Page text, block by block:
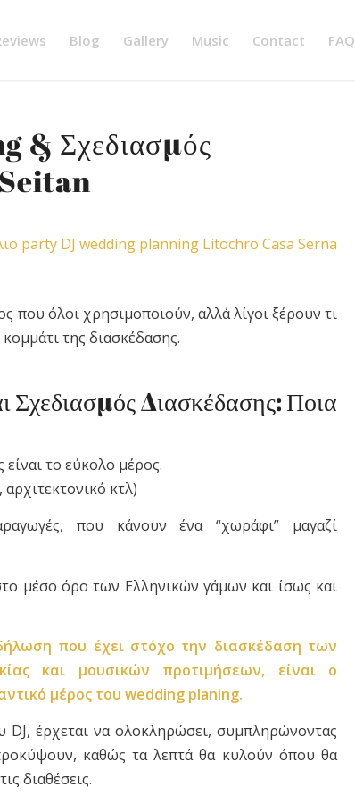
Blog Gallery Music Contact FAQ
& Σχεδιασμός
που όλοι χρησιμοποιούν, αλλά λίγοι ξέρουν τι
της διασκέδασης.
Διασκέδασης: Ποια
το εύκολο μέρος.
κτλ)
που κάνουν ένα “χωράφι” μαγαζί
μέσο όρο των Ελληνικών γάμων και ίσως και
που έχει στόχο την διασκέδαση των
και μουσικών προτιμήσεων, είναι ο
μέρος του wedding planing.
DJ, έρχεται να ολοκληρώσει, συμπληρώνοντας
καθώς τα λεπτά θα κυλούν όπου θα
διαθέσεις.